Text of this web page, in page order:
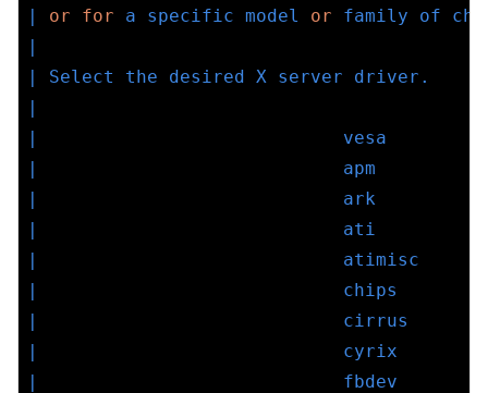
| or for a specific model or family of
|
| Select the desired X server
|
|                            vesa
|                            apm
|                            ark
|                            ati
|                            atimisc
|                            chips
|                            cirrus
|                            cyrix
|                            fbdev